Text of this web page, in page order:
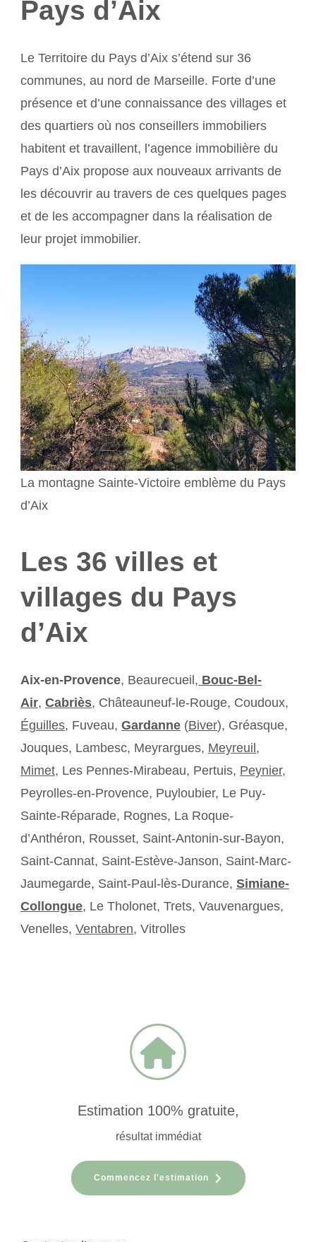
Pays d’Aix
Le Territoire du Pays d’Aix s’étend sur 36
communes, au nord de Marseille. Forte d’une
présence et d’une connaissance des villages et
des quartiers où nos conseillers immobiliers
habitent et travaillent, l’agence immobilière du
Pays d’Aix propose aux nouveaux arrivants de
les découvrir au travers de ces quelques pages
et de les accompagner dans la réalisation de
leur projet immobilier.
La montagne Sainte-Victoire emblème du Pays
d’Aix
Les 36 villes et
villages du Pays
d’Aix
Aix-en-Provence, Beaurecueil, Bouc-Bel-
Air, Cabriès, Châteauneuf-le-Rouge, Coudoux,
Éguilles, Fuveau, Gardanne (Biver), Gréasque,
Jouques, Lambesc, Meyrargues, Meyreuil,
Mimet, Les Pennes-Mirabeau, Pertuis, Peynier,
Peyrolles-en-Provence, Puyloubier, Le Puy-
Sainte-Réparade, Rognes, La Roque-
d’Anthéron, Rousset, Saint-Antonin-sur-Bayon,
Saint-Cannat, Saint-Estève-Janson, Saint-Marc-
Jaumegarde, Saint-Paul-lès-Durance, Simiane-
Collongue, Le Tholonet, Trets, Vauvenargues,
Venelles, Ventabren, Vitrolles
Estimation 100% gratuite,
résultat immédiat
Commencez l'estimation